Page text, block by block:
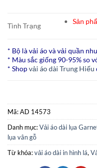
Tình Trạng
Sản
* Bộ là vải áo và vải quần
* Màu sắc giống 90-95% so
* Shopvải áo dài Trung Hiếu
Mã:AD 14573
Danh mục:Vải áo dài lụa
lụa vân gỗ
Từ khóa:vải áo dài in hình lá,